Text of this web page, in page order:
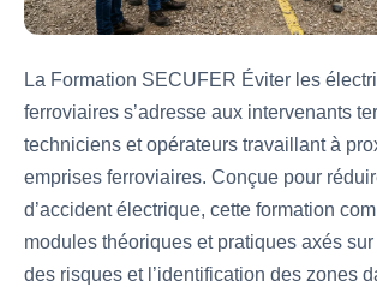
La Formation SECUFER Éviter les
ferroviaires s’adresse aux intervenants
techniciens et opérateurs travaillant à
emprises ferroviaires. Conçue pour
d’accident électrique, cette formation
modules théoriques et pratiques axés
des risques et l’identification des zones